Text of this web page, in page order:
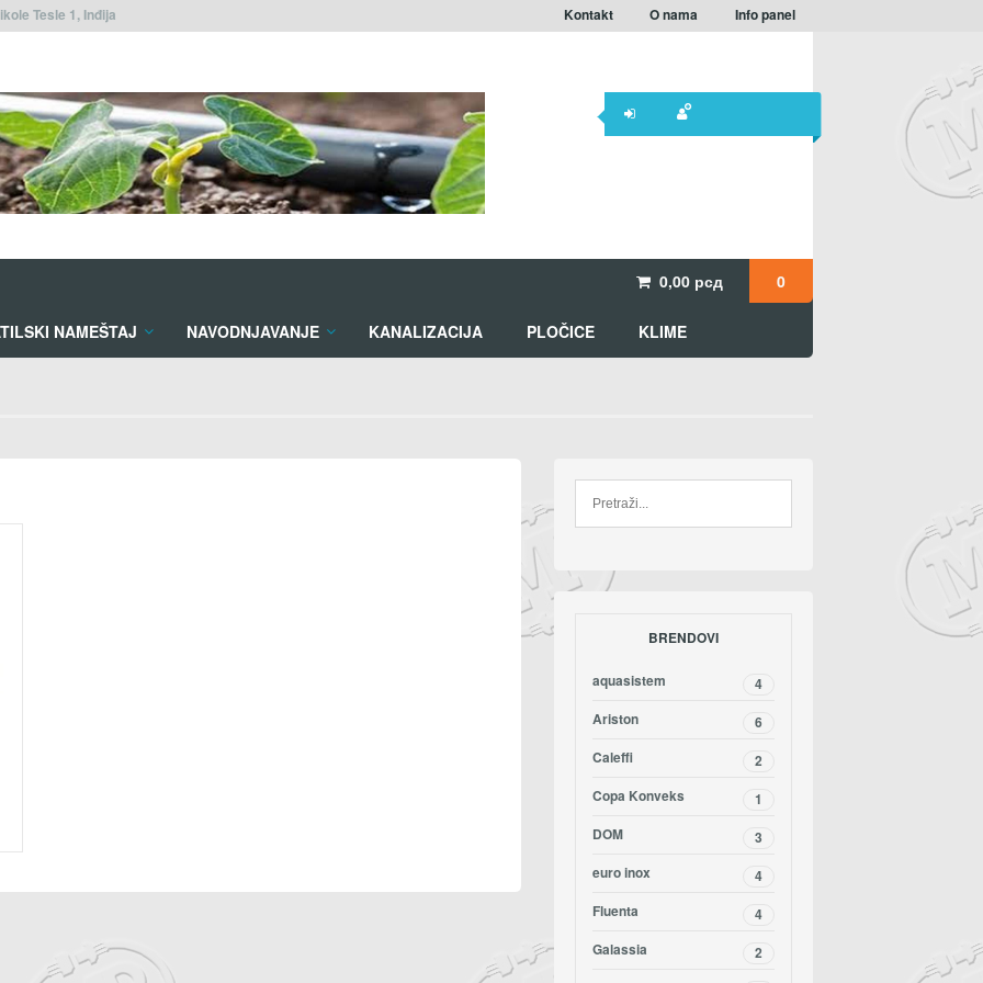
Tesle 1, Inđija Kontakt O nama Info panel
0,00 рсд 0
NAMEŠTAJ NAVODNJAVANJE KANALIZACIJA PLOČICE KLIME
BRENDOVI
aquasistem
4
Ariston
6
Caleffi
2
Copa Konveks
1
DOM
3
euro inox
4
Fluenta
4
Galassia
2